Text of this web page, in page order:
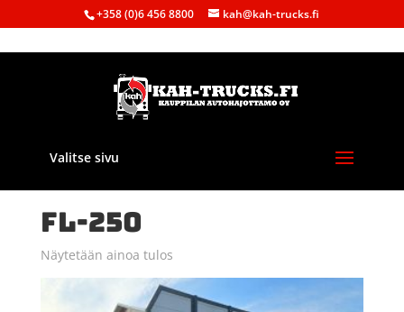
+358 (0)6 456 8800 kah@kah-trucks.fi
Valitse sivu
FL-250
Näytetään ainoa tulos